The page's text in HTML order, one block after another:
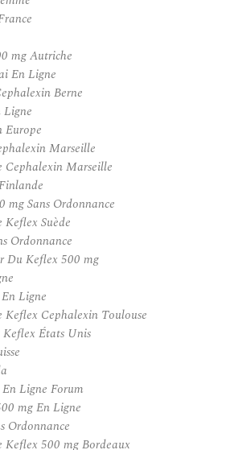
mg Autriche
En Ligne
Berne
Europe
Marseille
Cephalexin Marseille
Sans Ordonnance
Suède
Ordonnance
Du Keflex 500 mg
Ligne
Cephalexin Toulouse
États Unis
Ligne Forum
mg En Ligne
Ordonnance
500 mg Bordeaux